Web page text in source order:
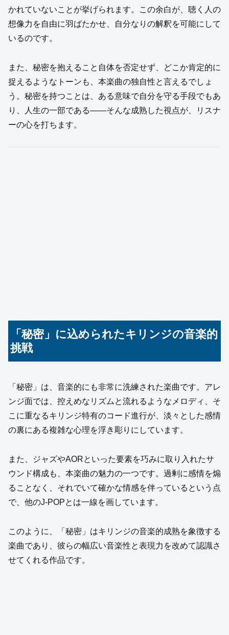
かれていないことが挙げられます。この余白が、聴く人の
想像力を自由に羽ばたかせ、自分なりの解釈を可能にして
いるのです。
また、秘密を抱えること自体を否定せず、どこか肯定的に
捉えるようなトーンも、本楽曲の独自性と言えるでしょ
う。秘密を持つことは、ある意味で自分を守る手段でもあ
り、人生の一部である——そんな成熟した視点が、リスナ
ーの心を打ちます。
「秘密」に込められたキリンジの音楽的
挑戦
「秘密」は、音楽的にも非常に洗練された楽曲です。アレ
ンジ面では、控えめなリズムと流れるようなメロディ、そ
こに重なるキリンジ特有のコード進行が、淡々とした感情
の裏にある複雑な心理を浮き彫りにしています。
また、ジャズやAORといった要素を巧みに取り入れたサ
ウンド構成も、本楽曲の魅力の一つです。過剰に感情を煽
ることなく、それでいて確かな情感を伴っているという点
で、他のJ-POPとは一線を画しています。
このように、「秘密」はキリンジの音楽的成熟を象徴する
楽曲であり、彼らの幅広い音楽性と表現力を改めて認識さ
せてくれる作品です。